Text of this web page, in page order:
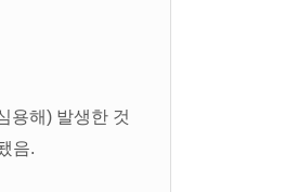
용해) 발생한 것
음.